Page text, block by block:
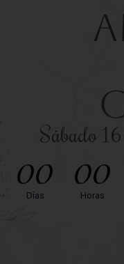
Sábado
00
Días
00
Horas